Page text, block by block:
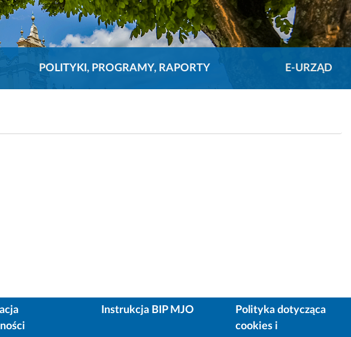
POLITYKI, PROGRAMY, RAPORTY E-URZĄD
Instrukcja BIP MJO
Polityka dotycząca
cookies i